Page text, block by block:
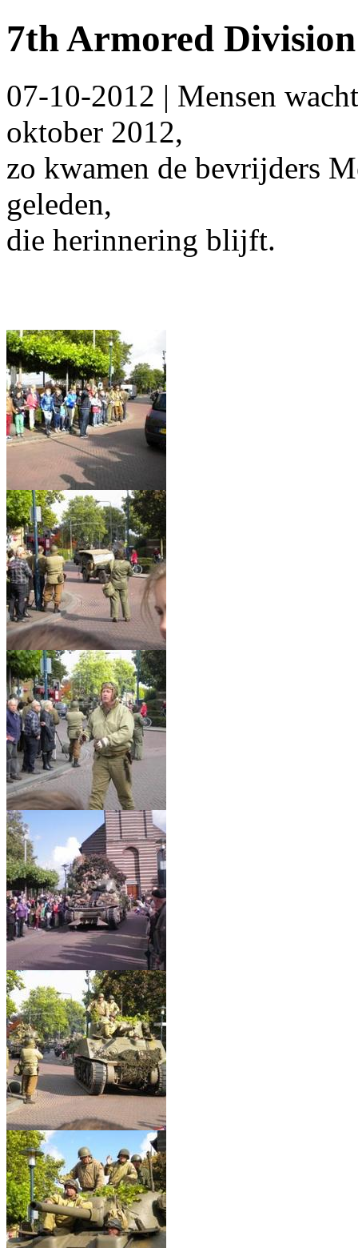
7th Armored
07-10-2012 | Mensen
oktober 2012,
zo kwamen de bevrijders
geleden,
die herinnering blijft.